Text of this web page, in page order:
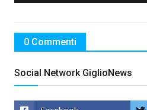
0 Commenti
Social Network GiglioNews